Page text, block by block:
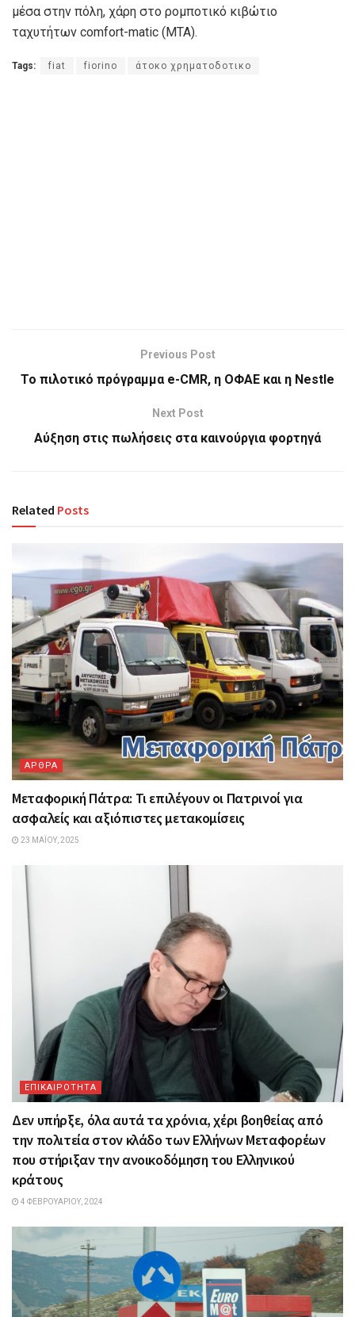
μέσα στην πόλη, χάρη στο ρομποτικό κιβώτιο
ταχυτήτων comfort-matic (MTA).
Tags: fiat fiorino άτοκο χρηματοδοτικο
Previous Post
Το πιλοτικό πρόγραμμα e-CMR, η ΟΦΑΕ και η Nestle
Next Post
Αύξηση στις πωλήσεις στα καινούργια φορτηγά
Related Posts
ΑΡΘΡΑ
Μεταφορική Πάτρα: Τι επιλέγουν οι Πατρινοί για
ασφαλείς και αξιόπιστες μετακομίσεις
23 ΜΑΪ́ΟΥ, 2025
ΕΠΙΚΑΙΡΟΤΗΤΑ
Δεν υπήρξε, όλα αυτά τα χρόνια, χέρι βοηθείας από
την πολιτεία στον κλάδο των Ελλήνων Μεταφορέων
που στήριξαν την ανοικοδόμηση του Ελληνικού
κράτους
4 ΦΕΒΡΟΥΑΡΊΟΥ, 2024